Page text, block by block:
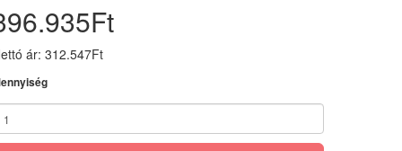
ár: 312.547Ft